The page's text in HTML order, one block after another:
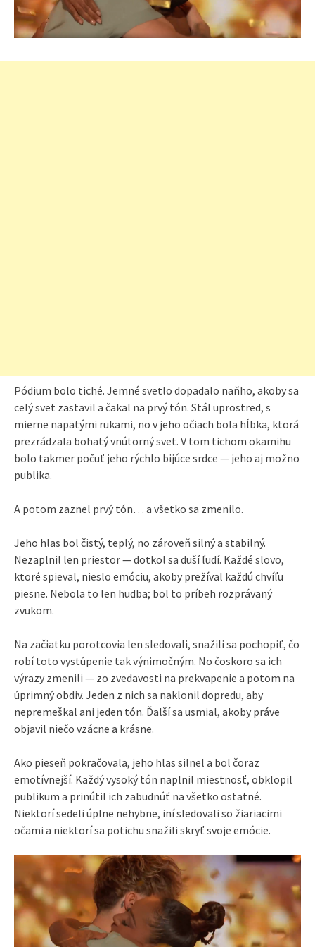
Pódium bolo tiché. Jemné svetlo dopadalo naňho, akoby sa
celý svet zastavil a čakal na prvý tón. Stál uprostred, s
mierne napätými rukami, no v jeho očiach bola hĺbka, ktorá
prezrádzala bohatý vnútorný svet. V tom tichom okamihu
bolo takmer počuť jeho rýchlo bijúce srdce — jeho aj možno
publika.
A potom zaznel prvý tón… a všetko sa zmenilo.
Jeho hlas bol čistý, teplý, no zároveň silný a stabilný.
Nezaplnil len priestor — dotkol sa duší ľudí. Každé slovo,
ktoré spieval, nieslo emóciu, akoby prežíval každú chvíľu
piesne. Nebola to len hudba; bol to príbeh rozprávaný
zvukom.
Na začiatku porotcovia len sledovali, snažili sa pochopiť, čo
robí toto vystúpenie tak výnimočným. No čoskoro sa ich
výrazy zmenili — zo zvedavosti na prekvapenie a potom na
úprimný obdiv. Jeden z nich sa naklonil dopredu, aby
nepremeškal ani jeden tón. Ďalší sa usmial, akoby práve
objavil niečo vzácne a krásne.
Ako pieseň pokračovala, jeho hlas silnel a bol čoraz
emotívnejší. Každý vysoký tón naplnil miestnosť, obklopil
publikum a prinútil ich zabudnúť na všetko ostatné.
Niektorí sedeli úplne nehybne, iní sledovali so žiariacimi
očami a niektorí sa potichu snažili skryť svoje emócie.